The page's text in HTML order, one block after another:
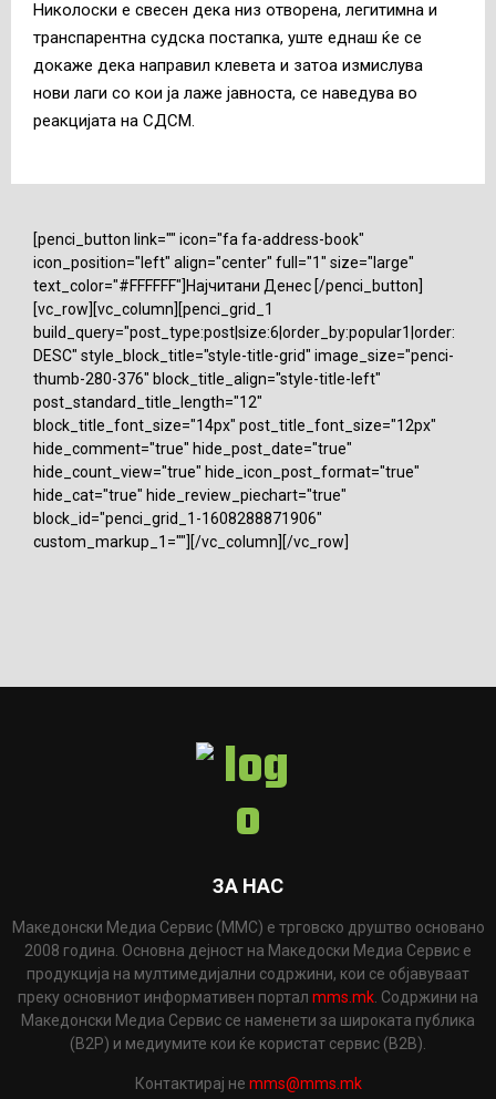
Николоски е свесен дека низ отворена, легитимна и
транспарентна судска постапка, уште еднаш ќе се
докаже дека направил клевета и затоа измислува
нови лаги со кои ја лаже јавноста, се наведува во
реакцијата на СДСМ.
[penci_button link="" icon="fa fa-address-book"
icon_position="left" align="center" full="1" size="large"
text_color="#FFFFFF"]Најчитани Денес [/penci_button]
[vc_row][vc_column][penci_grid_1
build_query="post_type:post|size:6|order_by:popular1|order:
DESC" style_block_title="style-title-grid" image_size="penci-
thumb-280-376" block_title_align="style-title-left"
post_standard_title_length="12"
block_title_font_size="14px" post_title_font_size="12px"
hide_comment="true" hide_post_date="true"
hide_count_view="true" hide_icon_post_format="true"
hide_cat="true" hide_review_piechart="true"
block_id="penci_grid_1-1608288871906"
custom_markup_1=""][/vc_column][/vc_row]
ЗА НАС
Македонски Медиа Сервис (ММС) е трговско друштво основано
2008 година. Основна дејност на Македоски Медиа Сервис е
продукција на мултимедијални содржини, кои се објавуваат
преку основниот информативен портал mms.mk . Содржини на
Македонски Медиа Сервис се наменети за широката публика
(B2P) и медиумите кои ќе користат сервис (B2B).
Контактирај не mms@mms.mk